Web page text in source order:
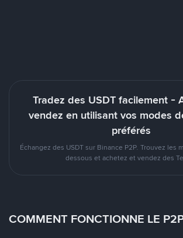
Tradez des USDT facilement -
vendez en utilisant vos modes
préférés
Échangez des USDT sur Binance P2P. Trouvez les
dessous et achetez et vendez des
COMMENT FONCTIONNE LE